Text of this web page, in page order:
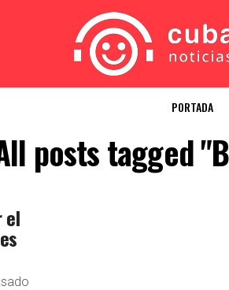
PORTADA
posts tagged
el